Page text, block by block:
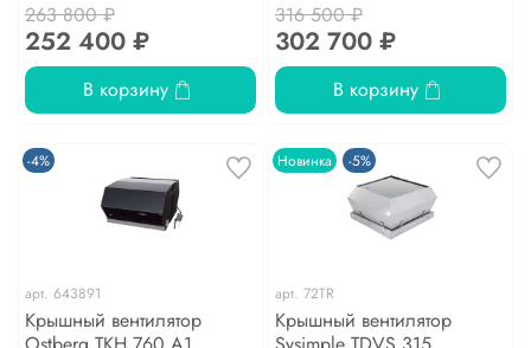
263 800 ₽
252 400 ₽
В корзину
316 500 ₽
302 700 ₽
В корзину
-4%
арт. 643891
Крышный вентилятор
Новинка -5%
арт. 72TR
Крышный вентилятор